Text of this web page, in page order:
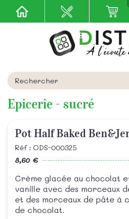
Epicerie - sucré
Pot Half Baked
Réf : ODS-000325
8,60 €
Crème glacée au chocolat
vanille avec des morceaux
et des morceaux de pâte à
de chocolat.